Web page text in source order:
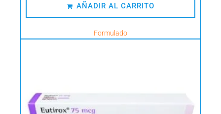
AÑADIR AL CARRITO
Formulado